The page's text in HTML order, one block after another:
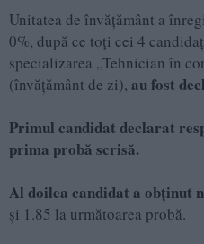
Unitatea de învățământ a
0%, după ce toți cei 4
specializarea „Tehnician în
(învățământ de zi), au fost
Primul candidat declarat
prima probă scrisă.
Al doilea candidat a obținut
și 1.85 la următoarea probă.